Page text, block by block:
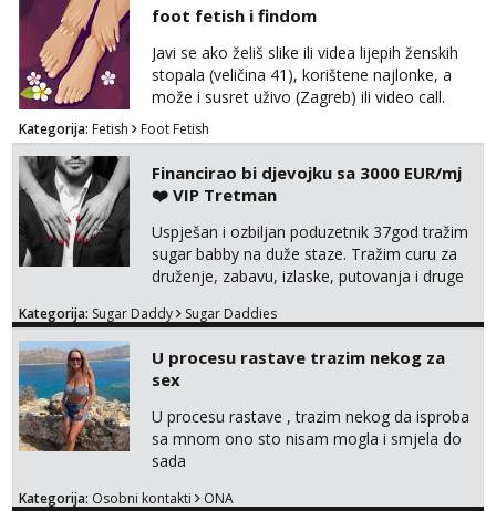
viber, wapp ili zovite. Samo ozbiljni, hvala
foot fetish i findom
Javi se ako želiš slike ili videa lijepih ženskih
stopala (veličina 41), korištene najlonke, a
može i susret uživo (Zagreb) ili video call.
Mlada sam, lijepa i obrazovana te spremna za
dogovore i ispunjavanje želja. Molim samo
ozbiljni, spremni na dugoročnu suradnju i koji
mogu adekvatno platiti ono što nudim. :)
Također me zanima i findom Javite se sa
svojim željama i ponudama.
Kategorija: Fetish Foot Fetish
Financirao bi djevojku sa 3000 EUR/mj
❤️ VIP Tretman
Uspješan i ozbiljan poduzetnik 37god tražim
sugar babby na duže staze. Tražim curu za
druženje, zabavu, izlaske, putovanja i druge
otvorena, komunikativna, zgodna i atraktivna
markodalic37@gmail.com
Kategorija: Sugar Daddy Sugar Daddies
U procesu rastave trazim nekog za
sex
U procesu rastave , trazim nekog da isproba
sa mnom ono sto nisam mogla i smjela do
sada
Kategorija: Osobni kontakti ONA